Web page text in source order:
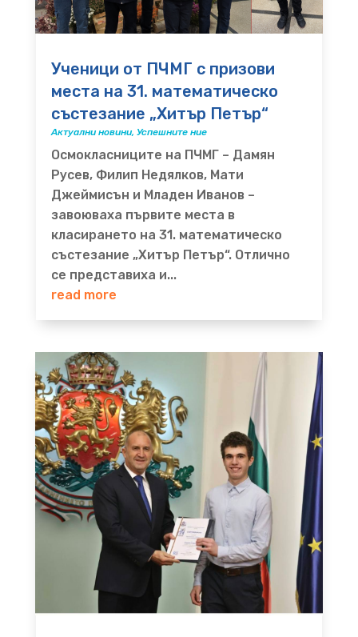
Ученици от ПЧМГ с призови
места на 31. математическо
състезание „Хитър Петър“
Актуални новини, Успешните ние
Осмокласниците на ПЧМГ – Дамян
Русев, Филип Недялков, Мати
Джеймисън и Младен Иванов –
завоюваха първите места в
класирането на 31. математическо
състезание „Хитър Петър“. Отлично
се представиха и...
read more